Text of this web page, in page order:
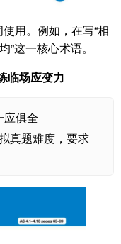
用。例如，在写“相
”这一核心术语。
临场应变力
应俱全
真题难度，要求